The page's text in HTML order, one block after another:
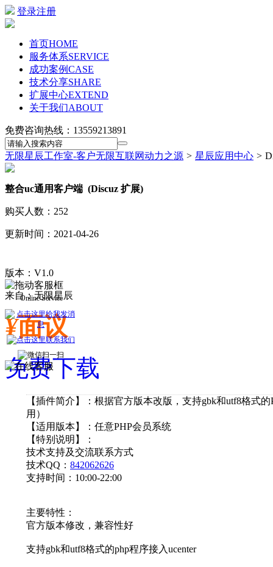
登录注册
首页HOME
服务体系SERVICE
成功案例CASE
技术分享SHARE
扩展中心EXTEND
关于我们ABOUT
免费咨询热线： 13559213891
无限星辰工作室-客户无限互联网动力之源 > 星辰应用中心 >
整合uc通用客户端 (Discuz 扩展)
购买人数：252
更新时间：2021-04-26
版本：V1.0
来自：无限星辰
¥面议
免费下载
【插件简介】：根据官方版本改版，支持gbk和utf8格式
用）
【适用版本】：任意PHP会员系统
【特别说明】：
技术支持及交流联系方式
技术QQ： 842062626
支持时间：10:00-22:00
主要特性：
官方版本修改，兼容性好
支持gbk和utf8格式的php程序接入ucenter
Online Service